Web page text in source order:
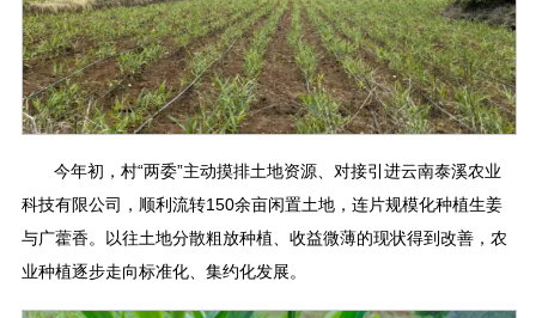
今年初，村“两委”主动摸排土地资源、对接引进云南泰溪农业
科技有限公司，顺利流转150余亩闲置土地，连片规模化种植生姜
与广藿香。以往土地分散粗放种植、收益微薄的现状得到改善，农
业种植逐步走向标准化、集约化发展。